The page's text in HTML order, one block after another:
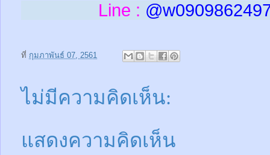
Line : @w
ที่ กุมภาพันธ์ 07, 2561
ไม่มีความคิดเห็น:
แสดงความคิดเห็น